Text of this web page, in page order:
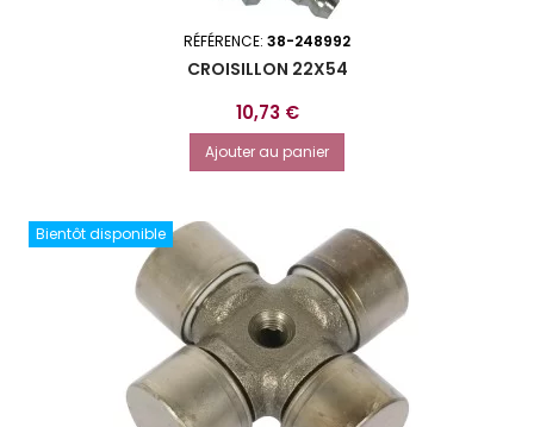
RÉFÉRENCE: 38-248992
CROISILLON 22X54
Prix
10,73 €
Ajouter au panier
Bientôt disponible